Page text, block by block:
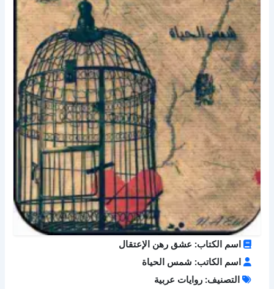
اسم الكتاب: عشق رهن الإعتقال
اسم الكاتب: شمس الحياة
التصنيف: روايات عربية